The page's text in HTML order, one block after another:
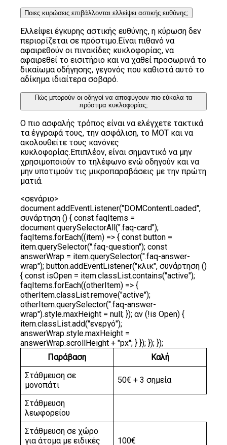
Ποιες κυρώσεις επιβάλλονται ελλείψει αστικής ευθύνης;
Ελλείψει έγκυρης αστικής ευθύνης, η κύρωση δεν
περιορίζεται σε πρόστιμο.Είναι πιθανό να
αφαιρεθούν οι πινακίδες κυκλοφορίας, να
αφαιρεθεί το εισιτήριο και να χαθεί προσωρινά το
δικαίωμα οδήγησης, γεγονός που καθιστά αυτό το
αδίκημα ιδιαίτερα σοβαρό.
Πώς μπορούν οι οδηγοί να αποφύγουν πιο εύκολα τα
πρόστιμα κυκλοφορίας;
Ο πιο ασφαλής τρόπος είναι να ελέγχετε τακτικά
τα έγγραφά τους, την ασφάλιση, το MOT και να
ακολουθείτε τους κανόνες
κυκλοφορίας.Επιπλέον, είναι σημαντικό να μην
χρησιμοποιούν το τηλέφωνο ενώ οδηγούν και να
μην υποτιμούν τις μικροπαραβάσεις με την πρώτη
ματιά.
<σενάριο>
document.addEventListener("DOMContentLoaded",
συνάρτηση () { const faqItems =
document.querySelectorAll(".faq-card");
faqItems.forEach((item) => { const button =
item.querySelector(".faq-question"); const
answerWrap = item.querySelector(".faq-answer-
wrap"); button.addEventListener("κλικ", συνάρτηση ()
{ const isOpen = item.classList.contains("active");
faqItems.forEach((otherItem) => {
otherItem.classList.remove("active");
otherItem.querySelector(".faq-answer-
wrap").style.maxHeight = null; }); αν (!is Open) {
item.classList.add("ενεργό");
answerWrap.style.maxHeight =
answerWrap.scrollHeight + "px"; } }); }); });
Παράβαση
Καλή
Στάθμευση σε
μονοπάτι
50€ + 3 σημεία
Στάθμευση
λεωφορείου
Στάθμευση σε χώρο
για άτομα με ειδικές
100€